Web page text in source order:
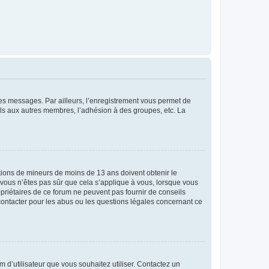
messages. Par ailleurs, l’enregistrement vous permet de
autres membres, l’adhésion à des groupes, etc. La
de mineurs de moins de 13 ans doivent obtenir le
n’êtes pas sûr que cela s’applique à vous, lorsque vous
de ce forum ne peuvent pas fournir de conseils
pour les abus ou les questions légales concernant ce
d’utilisateur que vous souhaitez utiliser. Contactez un